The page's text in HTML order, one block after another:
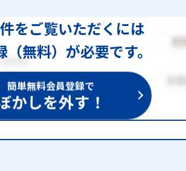
をご覧いただくには
無料）が必要です。
簡単無料会員登録で
かしを外す！